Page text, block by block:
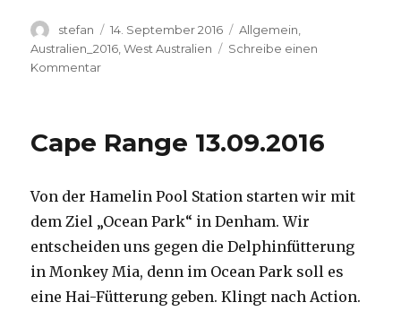
Autor
stefan
Veröffentlicht
am
14. September 2016 Kategorien
Allgemein
Australien_2016 ,West Australien
Schreibe einen
Kommentarzu
Cape Range 13.09.2016
Von der Hamelin Pool Station starten wir mit
dem Ziel „Ocean Park“ in Denham. Wir
entscheiden uns gegen die Delphinfütterung
in Monkey Mia, denn im Ocean Park soll es
eine Hai-Fütterung geben. Klingt nach Action.